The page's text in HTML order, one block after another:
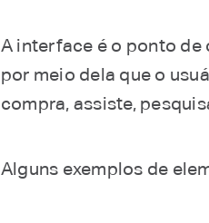
A interface é o ponto de
por meio dela que o
compra, assiste,
Alguns exemplos de